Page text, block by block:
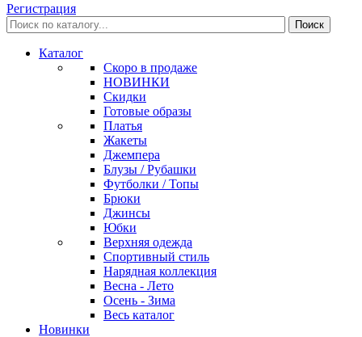
Регистрация
Каталог
Скоро в продаже
НОВИНКИ
Скидки
Готовые образы
Платья
Жакеты
Джемпера
Блузы / Рубашки
Футболки / Топы
Брюки
Джинсы
Юбки
Верхняя одежда
Спортивный стиль
Нарядная коллекция
Весна - Лето
Осень - Зима
Весь каталог
Новинки